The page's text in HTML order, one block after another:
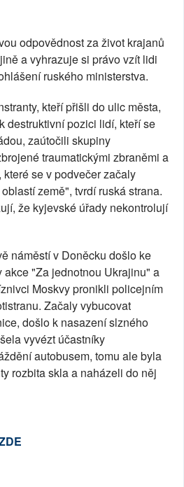
odpovědnost za život krajanů
a vyhrazuje si právo vzít lidi
ruského ministerstva.
kteří přišli do ulic města,
destruktivní pozici lidí, kteří se
zaútočili skupiny
traumatickými zbraněmi a
se v podvečer začaly
země", tvrdí ruská strana.
že kyjevské úřady nekontrolují
náměstí v Doněcku došlo ke
akce "Za jednotnou Ukrajinu" a
Moskvy pronikli policejním
Začaly vybucovat
došlo k nasazení slzného
vyvézt účastníky
autobusem, tomu ale byla
rozbita skla a naházeli do něj